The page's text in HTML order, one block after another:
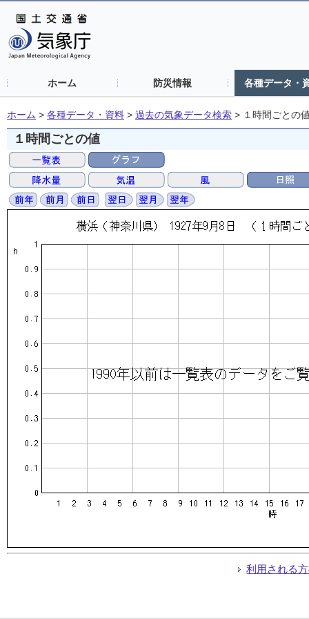
ホーム 防災情報 各種データ・
ホーム > 各種データ・資料 > 過去の気象データ検索 > １時間ごとの
１時間ごとの値
利用される